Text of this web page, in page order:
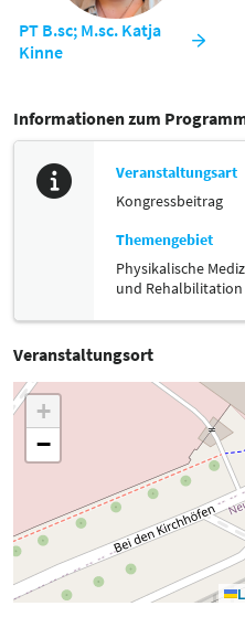
PT B.sc; M.sc. Katja
Kinne
Informationen zum
Veranstaltungsart
Kongressbeitrag
Themengebiet
Physikalische
und Rehalbilitation
Veranstaltungsort
+
−